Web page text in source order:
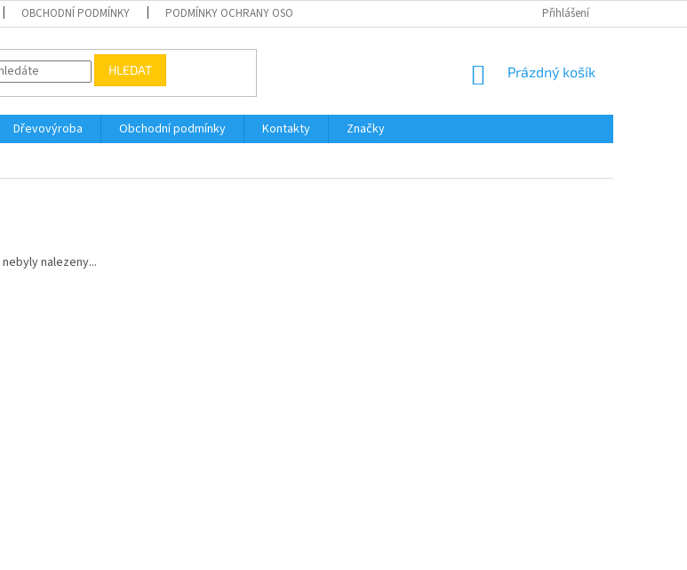
OBCHODNÍ PODMÍNKY PODMÍNKY OCHRANY OSOBNÍCH ÚDAJŮ Přihlášení
HLEDAT
NÁKUPNÍ
Prázdný košík
Dřevovýroba Obchodní podmínky Kontakty
Značky
nebyly nalezeny...